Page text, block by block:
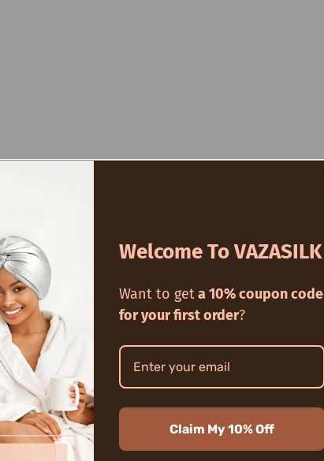
Welcome To VAZASILK
Want to geta 10% coupon code
for your first order?
Claim My 10% Off